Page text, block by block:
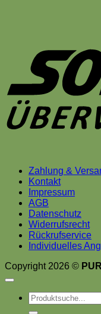
Zahlung &
Kontakt
Impressum
AGB
Datenschutz
Widerrufsrecht
Rückrufservice
Individuelles
Copyright 2026 ©
Suchen
nach: